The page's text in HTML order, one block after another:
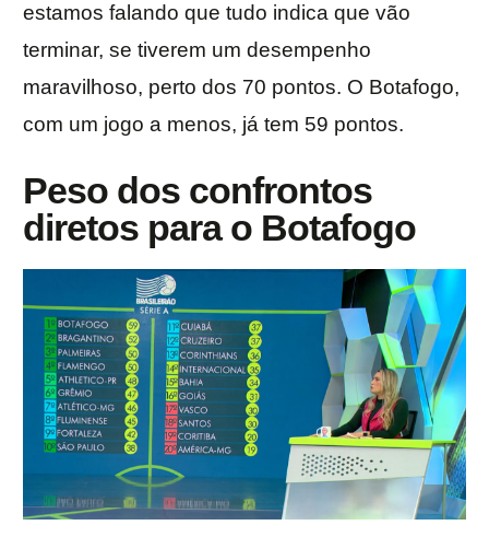
estamos falando que tudo indica que vão
terminar, se tiverem um desempenho
maravilhoso, perto dos 70 pontos. O Botafogo,
com um jogo a menos, já tem 59 pontos.
Peso dos confrontos
diretos para o Botafogo